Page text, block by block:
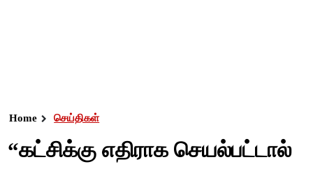
Home செய்திகள்
“கட்சிக்கு எதிராக செயல்பட்டால்